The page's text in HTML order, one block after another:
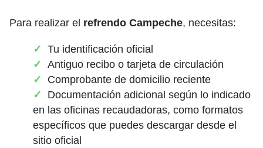
Para realizar el refrendo Campeche, necesitas:
Tu identificación oficial
Antiguo recibo o tarjeta de circulación
Comprobante de domicilio reciente
Documentación adicional según lo indicado
en las oficinas recaudadoras, como formatos
específicos que puedes descargar desde el
sitio oficial